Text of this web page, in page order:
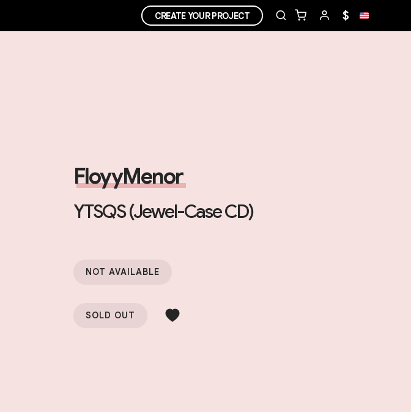
CREATE YOUR PROJECT $
FloyyMenor
YTSQS (Jewel-Case CD)
NOT AVAILABLE
SOLD OUT